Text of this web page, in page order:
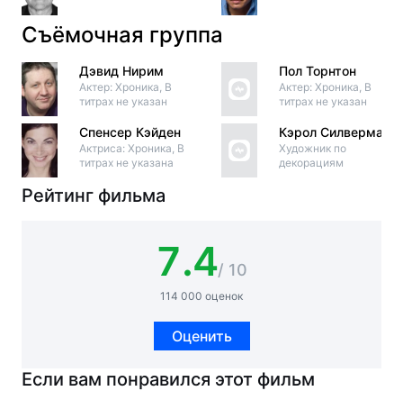
Съёмочная группа
Дэвид Нирим
Актер: Хроника, В
титрах не указан
Спенсер Кэйден
Актриса: Хроника, В
титрах не указана
Пол Торнтон
Актер: Хроника, В
титрах не указан
Кэрол Силверман
Художник по
декорациям
Рейтинг фильма
7.4/ 10
114 000 оценок
Оценить
Если вам понравился этот фильм